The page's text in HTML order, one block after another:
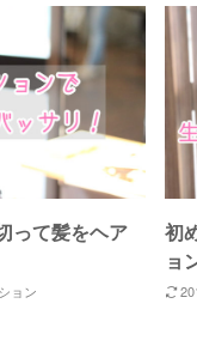
って髪をヘア
ョン
初
ョ